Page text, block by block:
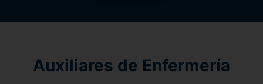
Auxiliares de Enfermería